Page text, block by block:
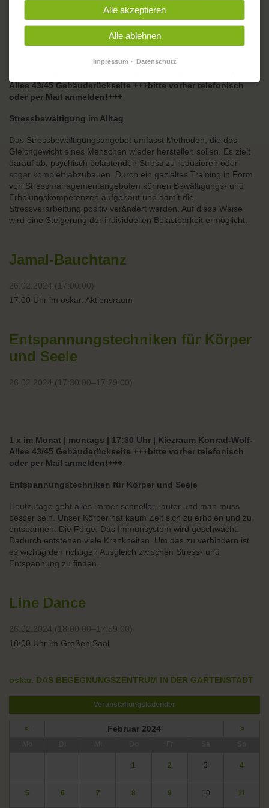
26.02.2024 (16:30:00–16:29:00)
Allee 43/45 Gebäuderückseite +++bitte vorher telefonisch
oder per Mail anmelden!+++
Stressbewältigung im Alltag
Das Stressbewältigungsangebot umfasst Methoden, die das
Gleichgewicht eines Menschen wieder herstellen sollen. Es zielt
darauf ab, psychisch belastenden Stress zu reduzieren oder
sogar komplett abzubauen. Durch ein gezieltes Training in Form
von Stressmanagementangeboten können Bewältigungs- und
Erholungskompetenzen aufgebaut und damit die
Stressverarbeitung positiv verändert werden. Auf diese Weise
wird eine Steigerung der individuellen Belastbarkeit ermöglicht.
Jamal-Bauchtanz
26.02.2024 (17:00:00)
17:00 Uhr im oskar. Aktionsraum
Entspannungstechniken für Körper
und Seele
26.02.2024 (17:30:00–17:29:00)
1 x im Monat | montags | 17:30 Uhr | Kiezraum Konrad-Wolf-
Allee 43/45 Gebäuderückseite +++bitte vorher telefonisch
oder per Mail anmelden!+++
Entspannungstechniken für Körper und Seele
Heutzutage geht alles immer schneller, lauter und man muss
besser sein. Unser Körper hat kaum Zeit sich zu erholen und zu
entspannen. Die Folge: Das Immunsystem wird geschwächt.
Dadurch entstehen viele Krankheiten. Um das zu verhindern ist
es wichtig den richtigen Ausgleich zwischen Stress- und
Entspannung zu finden.
Line Dance
26.02.2024 (18:00:00–17:59:00)
18:00 Uhr im Großen Saal
oskar. DAS BEGEGNUNGSZENTRUM IN DER GARTENSTADT
Veranstaltungskalender
< Februar 2024 >
1 2 3 4
5 6 7 8 9 10 11
Alle akzeptieren
Alle ablehnen
Impressum Datenschutz